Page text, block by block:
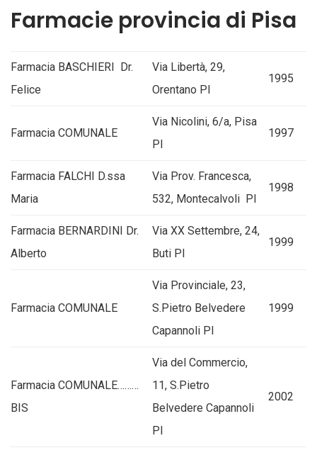
Farmacie provincia di Pisa
Farmacia BASCHIERI Dr.
Felice
Via Libertà, 29,
Orentano PI
1995
Farmacia COMUNALE
Via Nicolini, 6/a, Pisa
PI
1997
Farmacia FALCHI D.ssa
Maria
Via Prov. Francesca,
532, Montecalvoli PI
1998
Farmacia BERNARDINI Dr.
Alberto
Via XX Settembre, 24,
Buti PI
1999
Farmacia COMUNALE
Via Provinciale, 23,
S.Pietro Belvedere
Capannoli PI
1999
Farmacia COMUNALE………
BIS
Via del Commercio,
11, S.Pietro
Belvedere Capannoli
PI
2002